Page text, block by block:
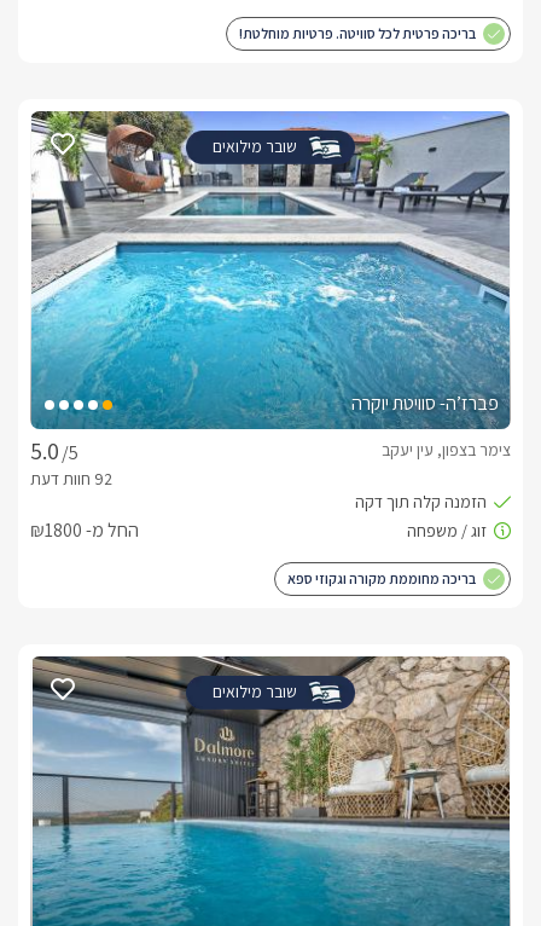
בריכה פרטית לכל סוויטה. פרטיות מוחלטת!
שובר מילואים
פברז’ה- סוויטת יוקרה
/5
צימר בצפון, עין יעקב
החל מ- ₪1800
בריכה מחוממת מקורה וגקוזי ספא
שובר מילואים